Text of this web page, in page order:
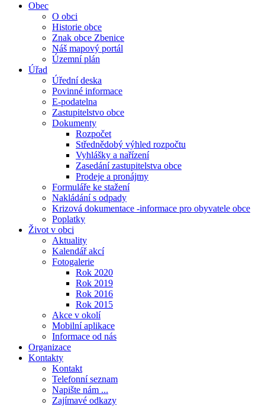
Obec
O obci
Historie obce
Znak obce Zbenice
Náš mapový portál
Územní plán
Úřad
Úřední deska
Povinné informace
E-podatelna
Zastupitelstvo obce
Dokumenty
Rozpočet
Střednědobý výhled rozpočtu
Vyhlášky a nařízení
Zasedání zastupitelstva obce
Prodeje a pronájmy
Formuláře ke stažení
Nakládání s odpady
Krizová dokumentace -informace pro obyvatele obce
Poplatky
Život v obci
Aktuality
Kalendář akcí
Fotogalerie
Rok 2020
Rok 2019
Rok 2016
Rok 2015
Akce v okolí
Mobilní aplikace
Informace od nás
Organizace
Kontakty
Kontakt
Telefonní seznam
Napište nám ...
Zajímavé odkazy